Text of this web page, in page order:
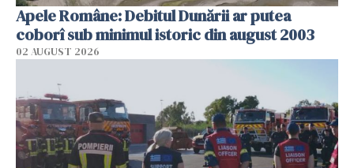
Apele Române: Debitul Dunării ar putea
coborî sub minimul istoric din august 2003
02 AUGUST 2026